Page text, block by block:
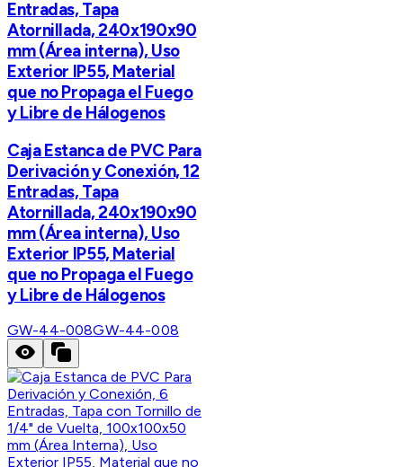
Entradas, Tapa
Atornillada, 240x190x90
mm (Área interna), Uso
Exterior IP55, Material
que no Propaga el Fuego
y Libre de Hálogenos
Caja Estanca de PVC Para
Derivación y Conexión, 12
Entradas, Tapa
Atornillada, 240x190x90
mm (Área interna), Uso
Exterior IP55, Material
que no Propaga el Fuego
y Libre de Hálogenos
GW-44-008GW-44-008